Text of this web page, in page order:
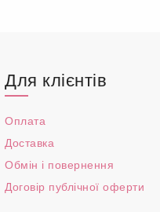
Для клієнтів
Оплата
Доставка
Обмін і повернення
Договір публічної оферти